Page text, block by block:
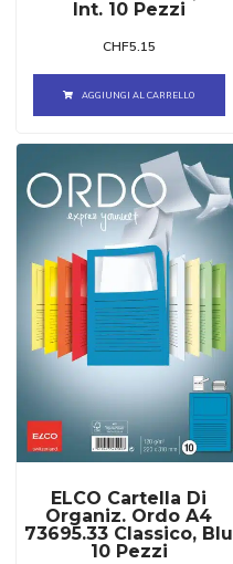
Int. 10 Pezzi
CHF5.15
AGGIUNGI AL CARRELLO
ELCO Cartella Di
Organiz. Ordo A4
73695.33 Classico, Blu
10 Pezzi